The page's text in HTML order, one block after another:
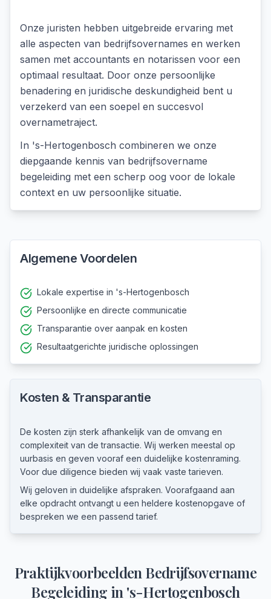
Onze juristen hebben uitgebreide ervaring met
alle aspecten van bedrijfsovernames en werken
samen met accountants en notarissen voor een
optimaal resultaat. Door onze persoonlijke
benadering en juridische deskundigheid bent u
verzekerd van een soepel en succesvol
overnametraject.
In 's-Hertogenbosch combineren we onze
diepgaande kennis van bedrijfsovername
begeleiding met een scherp oog voor de lokale
context en uw persoonlijke situatie.
Algemene Voordelen
Lokale expertise in 's-Hertogenbosch
Persoonlijke en directe communicatie
Transparantie over aanpak en kosten
Resultaatgerichte juridische oplossingen
Kosten & Transparantie
De kosten zijn sterk afhankelijk van de omvang en
complexiteit van de transactie. Wij werken meestal op
uurbasis en geven vooraf een duidelijke kostenraming.
Voor due diligence bieden wij vaak vaste tarieven.
Wij geloven in duidelijke afspraken. Voorafgaand aan
elke opdracht ontvangt u een heldere kostenopgave of
bespreken we een passend tarief.
Praktijkvoorbeelden Bedrijfsovername
Begeleiding in 's-Hertogenbosch